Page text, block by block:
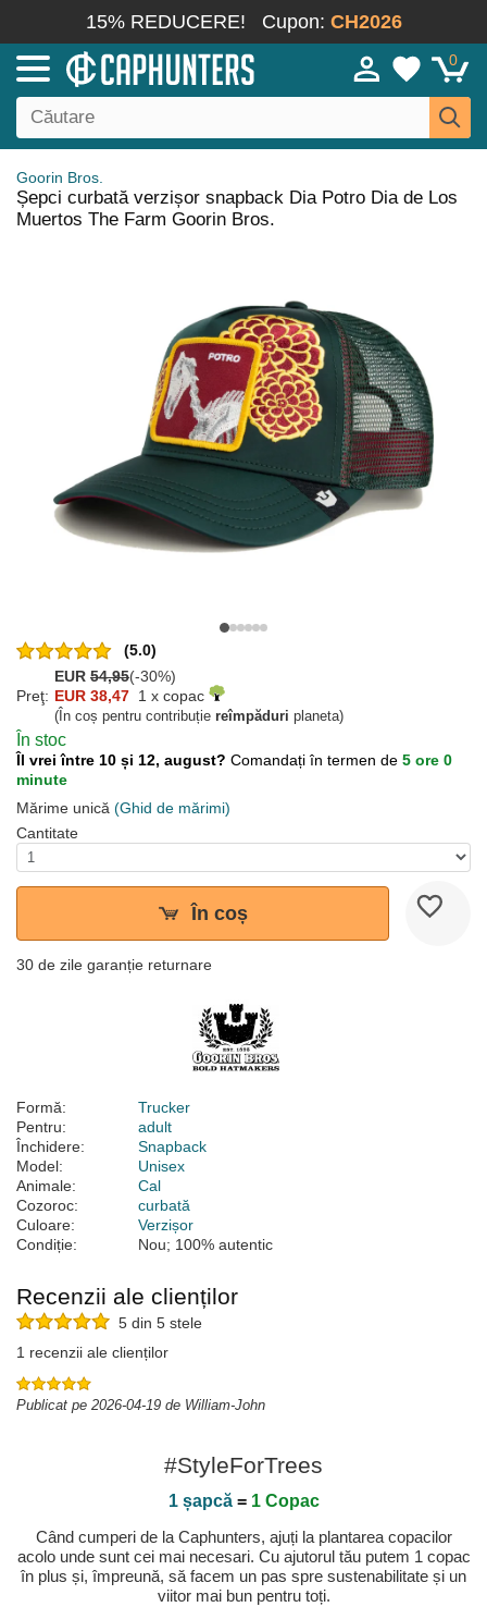
15% REDUCERE! Cupon: CH2026
0
Goorin Bros.
Șepci curbată verzișor snapback Dia Potro Dia de Los
Muertos The Farm Goorin Bros.
(5.0)
EUR 54,95(-30%)
Preţ: EUR 38,47 1 x copac
(În coș pentru contribuție reîmpăduri planeta)
În stoc
Îl vrei între 10 și 12, august? Comandați în termen de 5 ore 0
minute
Mărime unică (Ghid de mărimi)
Cantitate
În coș
30 de zile garanție returnare
Formă:
Trucker
Pentru:
adult
Închidere:
Snapback
Model:
Unisex
Animale:
Cal
Cozoroc:
curbată
Culoare:
Verzișor
Condiție:
Nou; 100% autentic
Recenzii ale clienților
5 din 5 stele
1 recenzii ale clienților
Publicat pe 2026-04-19 de William-John
#StyleForTrees
1 șapcă= 1 Copac
Când cumperi de la Caphunters, ajuți la plantarea copacilor
acolo unde sunt cei mai necesari. Cu ajutorul tău putem 1 copac
în plus și, împreună, să facem un pas spre sustenabilitate și un
viitor mai bun pentru toți.